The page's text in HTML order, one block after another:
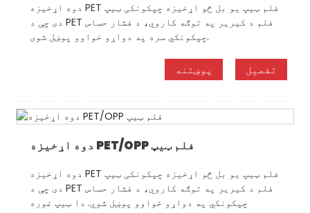
دوه اړخیزه PET فلم ټیپ یو بل څو اړخیزه چپکونکی ټیپ
دی چې د PET فلم د کیریر په توګه کاروي، د فشار حساس
چپکونکي سره په دواړو خواوو پوښل شوی.
پوښتنه تفصیل
دوه اړخیزه PET/OPP فلم ټیپ
دوه اړخیزه PET فلم ټیپ یو بل څو اړخیزه چپکونکی ټیپ
دی چې د PET فلم د کیریر په توګه کاروي، د فشار حساس
چپکونکي په دواړو خواوو پوښل شوي. دا ټیپ غوره